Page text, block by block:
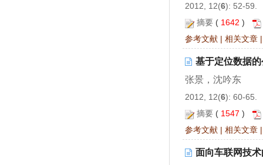
2012, 12(6): 52-59.
摘要 ( 1642)
参考文献 |相关文章
基于定位数据
张景，沈吟东
2012, 12(6): 60-65.
摘要 ( 1547)
参考文献 |相关文章
面向车联网技